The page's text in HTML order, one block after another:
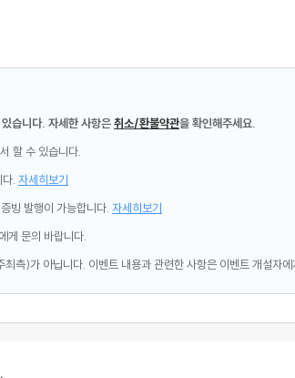
습니다. 자세한 사항은취소/환불약관을 확인해주세요.
할 수 있습니다.
. 자세히보기
빙 발행이 가능합니다. 자세히보기
게 문의 바랍니다.
측)가 아닙니다. 이벤트 내용과 관련한 사항은 이벤트 개설자에